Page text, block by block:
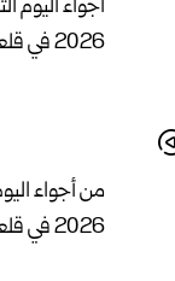
من أجواء
2026 في قلعة دمشق